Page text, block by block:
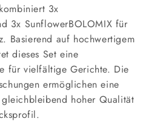
3x
3x SunflowerBOLOMIX für
Basierend auf hochwertigem
dieses Set eine
für vielfältige Gerichte. Die
ermöglichen eine
hoher Qualität